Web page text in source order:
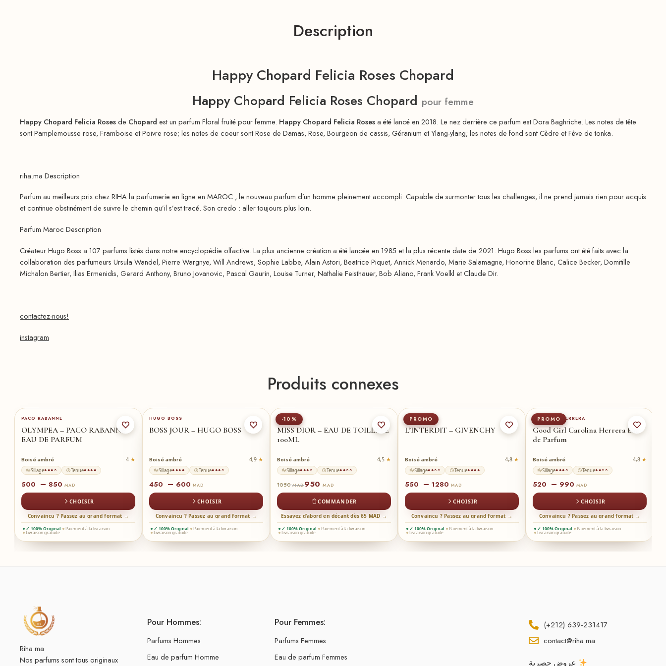
Description
Happy Chopard Felicia Roses Chopard
Happy Chopard Felicia Roses Chopard pour femme
Happy Chopard Felicia Rosesde Chopard est un parfum Floral fruité pour femme. Happy Chopard Felicia Rosesa été lancé en 2018. Le nez derrière ce parfum est Dora Baghriche. Les notes de tête
sont Pamplemousse rose, Framboise et Poivre rose; les notes de coeur sont Rose de Damas, Rose, Bourgeon de cassis, Géranium et Ylang-ylang; les notes de fond sont Cèdre et Fève de tonka.
riha.ma Description
Parfum au meilleurs prix chez RIHA la parfumerie en ligne en MAROC , le nouveau parfum d’un homme pleinement accompli. Capable de surmonter tous les challenges, il ne prend jamais rien pour acquis
et continue obstinément de suivre le chemin qu’il s’est tracé. Son credo : aller toujours plus loin.
Parfum Maroc Description
Créateur Hugo Boss a 107 parfums listés dans notre encyclopédie olfactive. La plus ancienne création a été lancée en 1985 et la plus récente date de 2021. Hugo Boss les parfums ont été faits avec la
collaboration des parfumeurs Ursula Wandel, Pierre Wargnye, Will Andrews, Sophie Labbe, Alain Astori, Beatrice Piquet, Annick Menardo, Marie Salamagne, Honorine Blanc, Calice Becker, Domitille
Michalon Bertier, Ilias Ermenidis, Gerard Anthony, Bruno Jovanovic, Pascal Gaurin, Louise Turner, Nathalie Feisthauer, Bob Aliano, Frank Voelkl et Claude Dir.
contactez-nous!
instagram
Produits connexes
PACO RABANNE
OLYMPEA – PACO RABANNE
EAU DE PARFUM
Boisé ambré 4
Sillage●●●○ Tenue●●●●
500 – 850 MAD
CHOISIR
Convaincu ? Passez au grand format →
✓ 100% Original Paiement à la livraison
Livraison gratuite
HUGO BOSS
BOSS JOUR – HUGO BOSS
Boisé ambré 4,9
Sillage●●●● Tenue●●●○
450 – 600 MAD
CHOISIR
Convaincu ? Passez au grand format →
✓ 100% Original Paiement à la livraison
Livraison gratuite
-10%
DIOR
MISS DIOR – EAU DE TOILLETE
100ML
Boisé ambré 4,5
Sillage●●●○ Tenue●●○○
1050MAD950 MAD
COMMANDER
Essayez d’abord en décant dès 65 MAD →
✓ 100% Original Paiement à la livraison
Livraison gratuite
PROMO
GIVENCHY
L’INTERDIT – GIVENCHY
Boisé ambré 4,8
Sillage●●○○ Tenue●●●●
550 – 1280 MAD
CHOISIR
Convaincu ? Passez au grand format →
✓ 100% Original Paiement à la livraison
Livraison gratuite
PROMO
CAROLINA HERRERA
Good Girl Carolina Herrera Eau
de Parfum
Boisé ambré 4,8
Sillage●●●○ Tenue●●○○
520 – 990 MAD
CHOISIR
Convaincu ? Passez au grand format →
✓ 100% Original Paiement à la livraison
Livraison gratuite
Riha.ma
Nos parfums sont tous originaux
Pour Hommes:
Parfums Hommes
Eau de parfum Homme
Pour Femmes:
Parfums Femmes
Eau de parfum Femmes
(+212) 639-231417
contact@riha.ma
عروض حصرية